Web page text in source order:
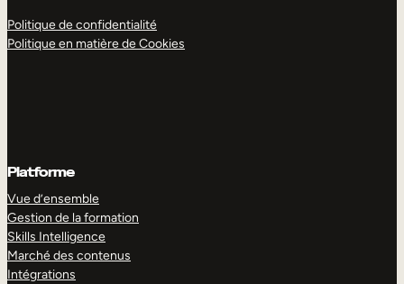
Politique de confidentialité
Politique en matière de Cookies
Platforme
Vue d’ensemble
Gestion de la formation
Skills Intelligence
Marché des contenus
Intégrations